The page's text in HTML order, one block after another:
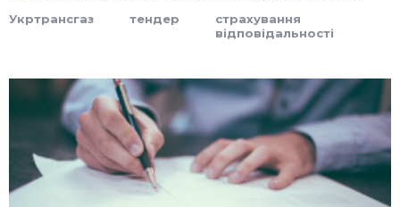
Укртрансгаз тендер
страхування
відповідальності